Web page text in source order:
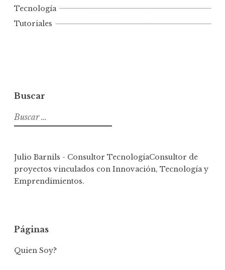
Tecnología
Tutoriales
Buscar
Buscar:
Julio Barnils - Consultor TecnologíaConsultor de
proyectos vinculados con Innovación, Tecnología y
Emprendimientos.
Páginas
Quien Soy?